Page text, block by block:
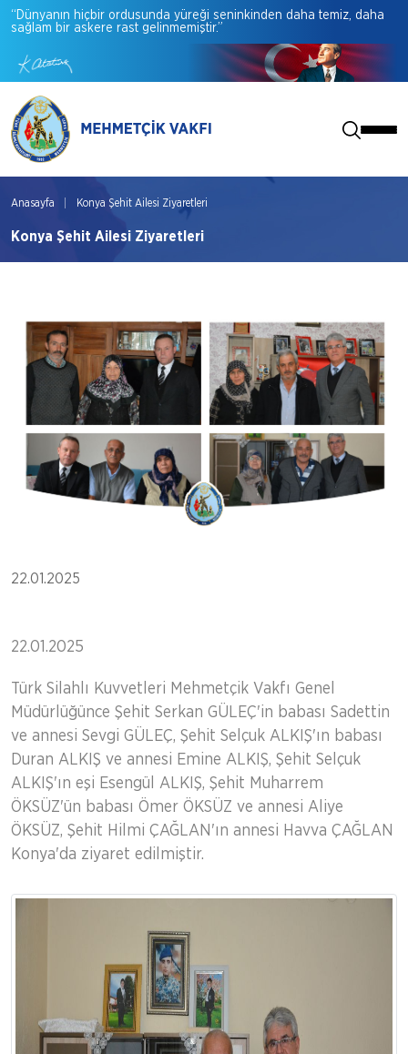
“Dünyanın hiçbir ordusunda yüreği seninkinden daha temiz, daha
sağlam bir askere rast gelinmemiştir.”
Anasayfa Konya Şehit Ailesi Ziyaretleri
Konya Şehit Ailesi Ziyaretleri
22.01.2025
22.01.2025
Türk Silahlı Kuvvetleri Mehmetçik Vakfı Genel
Müdürlüğünce Şehit Serkan GÜLEÇ'in babası Sadettin
ve annesi Sevgi GÜLEÇ, Şehit Selçuk ALKIŞ'ın babası
Duran ALKIŞ ve annesi Emine ALKIŞ, Şehit Selçuk
ALKIŞ'ın eşi Esengül ALKIŞ, Şehit Muharrem
ÖKSÜZ'ün babası Ömer ÖKSÜZ ve annesi Aliye
ÖKSÜZ, Şehit Hilmi ÇAĞLAN'ın annesi Havva ÇAĞLAN
Konya'da ziyaret edilmiştir.